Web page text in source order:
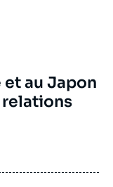
au Japon